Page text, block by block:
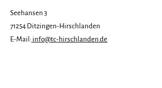
Tennisfreizeit 2026
Seehansen 3
71254 Ditzingen-Hirschlanden
E-Mail: info@tc-hirschlanden.de